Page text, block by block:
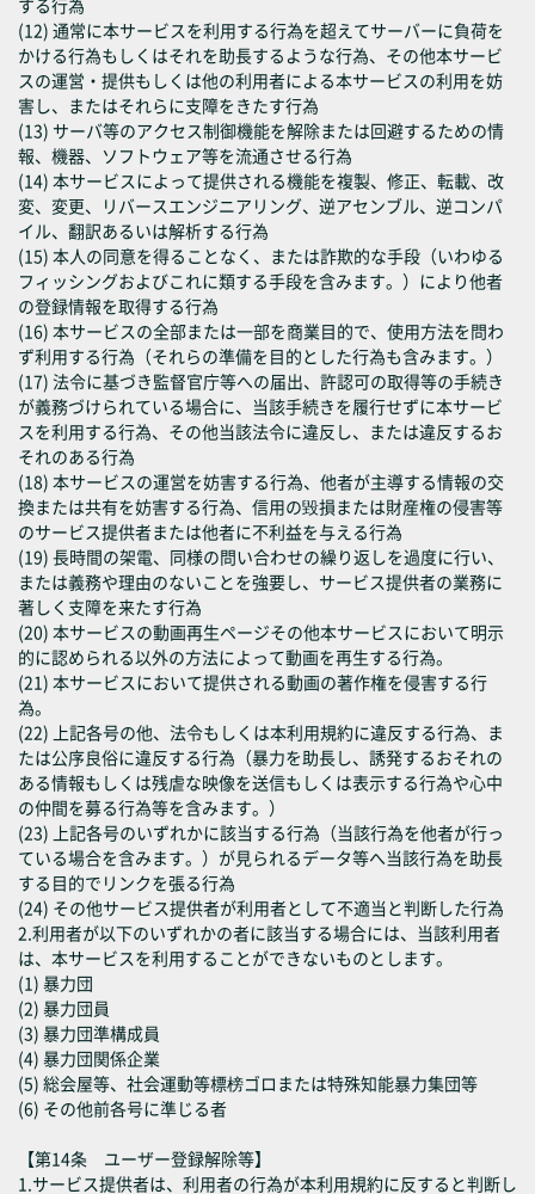
する行為
(12) 通常に本サービスを利用する行為を超えてサーバーに負荷を
かける行為もしくはそれを助長するような行為、その他本サービ
スの運営・提供もしくは他の利用者による本サービスの利用を妨
害し、またはそれらに支障をきたす行為
(13) サーバ等のアクセス制御機能を解除または回避するための情
報、機器、ソフトウェア等を流通させる行為
(14) 本サービスによって提供される機能を複製、修正、転載、改
変、変更、リバースエンジニアリング、逆アセンブル、逆コンパ
イル、翻訳あるいは解析する行為
(15) 本人の同意を得ることなく、または詐欺的な手段（いわゆる
フィッシングおよびこれに類する手段を含みます。）により他者
の登録情報を取得する行為
(16) 本サービスの全部または一部を商業目的で、使用方法を問わ
ず利用する行為（それらの準備を目的とした行為も含みます。）
(17) 法令に基づき監督官庁等への届出、許認可の取得等の手続き
が義務づけられている場合に、当該手続きを履行せずに本サービ
スを利用する行為、その他当該法令に違反し、または違反するお
それのある行為
(18) 本サービスの運営を妨害する行為、他者が主導する情報の交
換または共有を妨害する行為、信用の毀損または財産権の侵害等
のサービス提供者または他者に不利益を与える行為
(19) 長時間の架電、同様の問い合わせの繰り返しを過度に行い、
または義務や理由のないことを強要し、サービス提供者の業務に
著しく支障を来たす行為
(20) 本サービスの動画再生ページその他本サービスにおいて明示
的に認められる以外の方法によって動画を再生する行為。
(21) 本サービスにおいて提供される動画の著作権を侵害する行
為。
(22) 上記各号の他、法令もしくは本利用規約に違反する行為、ま
たは公序良俗に違反する行為（暴力を助長し、誘発するおそれの
ある情報もしくは残虐な映像を送信もしくは表示する行為や心中
の仲間を募る行為等を含みます。）
(23) 上記各号のいずれかに該当する行為（当該行為を他者が行っ
ている場合を含みます。）が見られるデータ等へ当該行為を助長
する目的でリンクを張る行為
(24) その他サービス提供者が利用者として不適当と判断した行為
2.利用者が以下のいずれかの者に該当する場合には、当該利用者
は、本サービスを利用することができないものとします。
(1) 暴力団
(2) 暴力団員
(3) 暴力団準構成員
(4) 暴力団関係企業
(5) 総会屋等、社会運動等標榜ゴロまたは特殊知能暴力集団等
(6) その他前各号に準じる者
【第14条 ユーザー登録解除等】
1.サービス提供者は、利用者の行為が本利用規約に反すると判断し